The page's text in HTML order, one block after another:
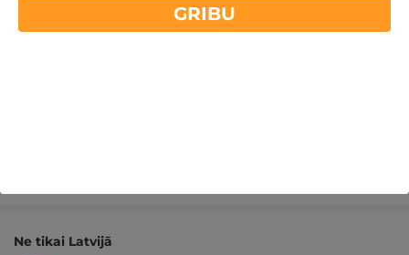
apkalpošanas un administrācijas
Ne tikai Latvijā
GRIBU